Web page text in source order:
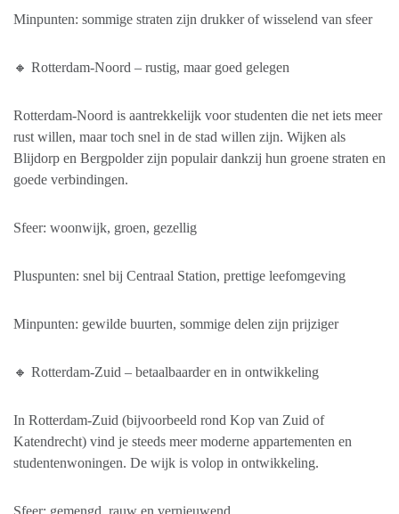
Minpunten: sommige straten zijn drukker of wisselend van sfeer
🔸 Rotterdam-Noord – rustig, maar goed gelegen
Rotterdam-Noord is aantrekkelijk voor studenten die net iets meer
rust willen, maar toch snel in de stad willen zijn. Wijken als
Blijdorp en Bergpolder zijn populair dankzij hun groene straten en
goede verbindingen.
Sfeer: woonwijk, groen, gezellig
Pluspunten: snel bij Centraal Station, prettige leefomgeving
Minpunten: gewilde buurten, sommige delen zijn prijziger
🔸 Rotterdam-Zuid – betaalbaarder en in ontwikkeling
In Rotterdam-Zuid (bijvoorbeeld rond Kop van Zuid of
Katendrecht) vind je steeds meer moderne appartementen en
studentenwoningen. De wijk is volop in ontwikkeling.
Sfeer: gemengd, rauw en vernieuwend